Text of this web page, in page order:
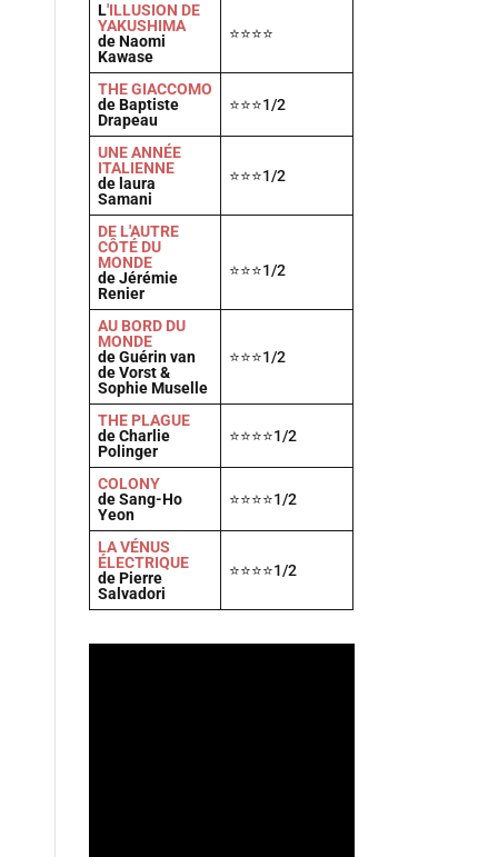
L'ILLUSION DE
YAKUSHIMA
de Naomi
Kawase
⭐⭐⭐⭐
THE GIACCOMO
de Baptiste
Drapeau
⭐⭐⭐1/2
UNE ANNÉE
ITALIENNE
de laura
Samani
⭐⭐⭐1/2
DE L'AUTRE
CÔTÉ DU
MONDE
de Jérémie
Renier
⭐⭐⭐1/2
AU BORD DU
MONDE
de Guérin van
de Vorst &
Sophie Muselle
⭐⭐⭐1/2
THE PLAGUE
de Charlie
Polinger
⭐⭐⭐⭐1/2
COLONY
de Sang-Ho
Yeon
⭐⭐⭐⭐1/2
LA VÉNUS
ÉLECTRIQUE
de Pierre
Salvadori
⭐⭐⭐⭐1/2